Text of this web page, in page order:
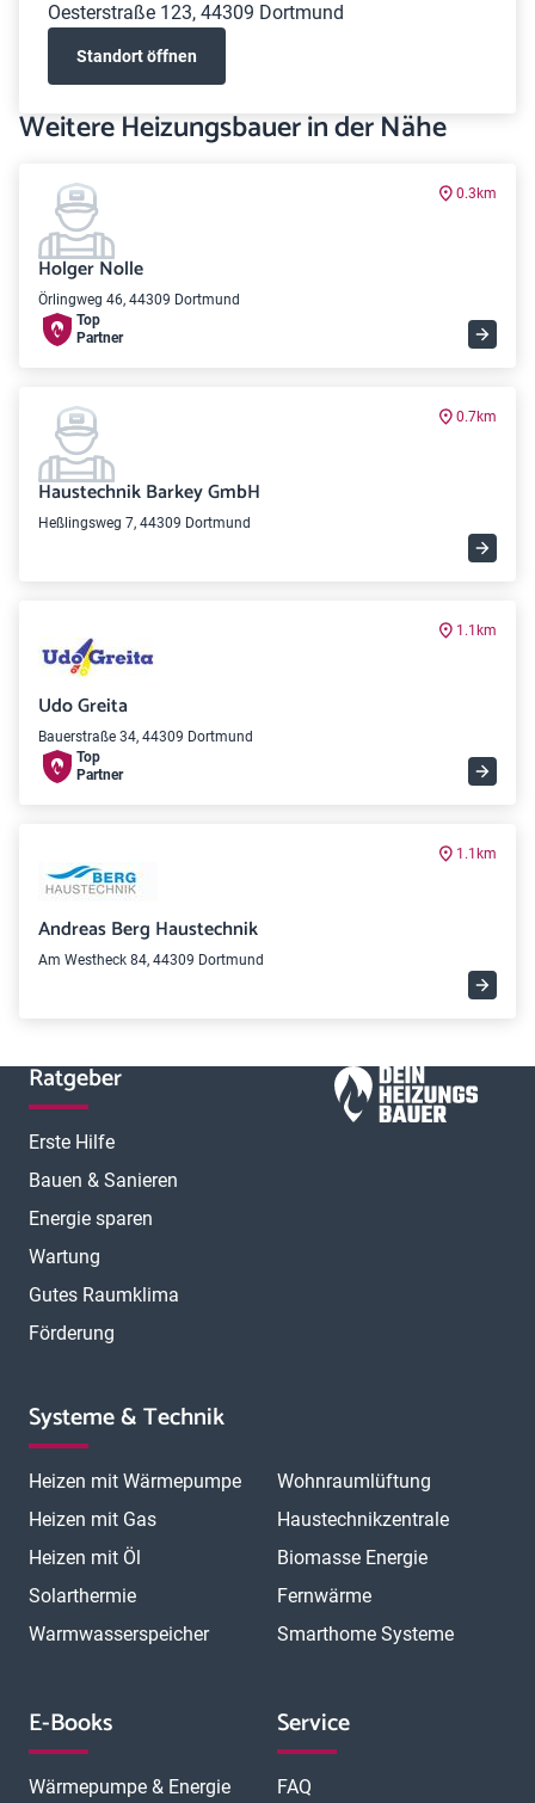
Oesterstraße 123, 44309 Dortmund
Standort öffnen
Weitere Heizungsbauer in der Nähe
0.3km
Holger Nolle
Örlingweg 46, 44309 Dortmund
Top
Partner
0.7km
Haustechnik Barkey GmbH
Heßlingsweg 7, 44309 Dortmund
1.1km
Udo Greita
Bauerstraße 34, 44309 Dortmund
Top
Partner
1.1km
Andreas Berg Haustechnik
Am Westheck 84, 44309 Dortmund
Ratgeber
Erste Hilfe
Bauen & Sanieren
Energie sparen
Wartung
Gutes Raumklima
Förderung
Systeme & Technik
Heizen mit Wärmepumpe
Heizen mit Gas
Heizen mit Öl
Solarthermie
Warmwasserspeicher
Wohnraumlüftung
Haustechnikzentrale
Biomasse Energie
Fernwärme
Smarthome Systeme
E-Books
Wärmepumpe & Energie
Service
FAQ